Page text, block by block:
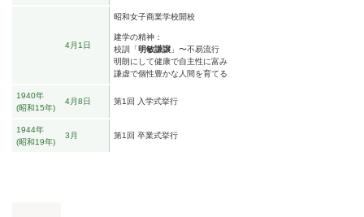
4月1日
昭和女子商業学校開校
建学の精神：
校訓「明敏謙譲 」〜不易流行
明朗にして健康で自主性に富み
謙虚で個性豊かな人間を育てる
1940年
昭和15年
4月8日 第1回 入学式挙行
1944年
昭和19年
3月 第1回 卒業式挙行